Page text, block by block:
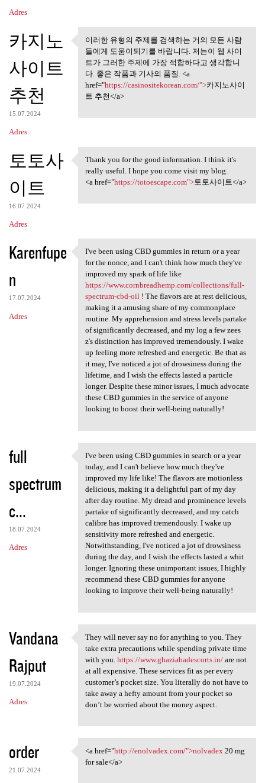
Adres
카지노
사이트
추천
15.07.2024
Adres
이러한 유형의 주제를 검색하는
거의 모든 사람들에게
이러한 유형의 주제를 검색하는 거의 모든 사람
들에게 도움이되기를 바랍니다. 저는이 웹 사이
트가 그러한 주제에 가장 적합하다고 생각합니
다. 좋은 작품과 기사의 품질. <a
href="https://casinositekorean.com/">카지노사이
트 추천</a>
토토사
이트
16.07.2024
Adres
Thank you for the good
Thank you for the good information. I think it's
really useful. I hope you come visit my blog.
<a href="https://totoescape.com">토토사이트</a>
Karenfupe
n
17.07.2024
Adres
I've been using CBD gummies
I've been using CBD gummies in return or a year
for the nonce, and I can't think how much they've
improved my spark of life like
https://www.cornbreadhemp.com/collections/full-
spectrum-cbd-oil! The flavors are at rest delicious,
making it a amusing share of my commonplace
routine. My apprehension and stress levels partake
of significantly decreased, and my log a few zees
z's distinction has improved tremendously. I wake
up feeling more refreshed and energetic. Be that as
it may, I've noticed a jot of drowsiness during the
lifetime, and I wish the effects lasted a particle
longer. Despite these minor issues, I much advocate
these CBD gummies in the service of anyone
looking to boost their well-being naturally!
full
spectrum
c...
18.07.2024
Adres
I've been using CBD gummies
I've been using CBD gummies in search or a year
today, and I can't believe how much they've
improved my life like! The flavors are motionless
delicious, making it a delightful part of my day
after day routine. My dread and prominence levels
partake of significantly decreased, and my catch
calibre has improved tremendously. I wake up
sensitivity more refreshed and energetic.
Notwithstanding, I've noticed a jot of drowsiness
during the day, and I wish the effects lasted a whit
longer. Ignoring these unimportant issues, I highly
recommend these CBD gummies for anyone
looking to improve their well-being naturally!
Vandana
Rajput
19.07.2024
Adres
They will never say no for
They will never say no for anything to you. They
take extra precautions while spending private time
with you. https://www.ghaziabadescorts.in/are not
at all expensive. These services fit as per every
customer’s pocket size. You literally do not have to
take away a hefty amount from your pocket so
don’t be worried about the money aspect.
order
21.07.2024
<a href="http://enolvadex.com
<a href="http://enolvadex.com/">nolvadex20 mg
for sale</a>